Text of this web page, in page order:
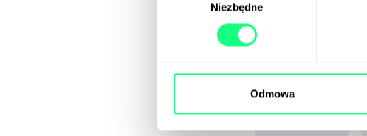
Niezbędne
Odmowa